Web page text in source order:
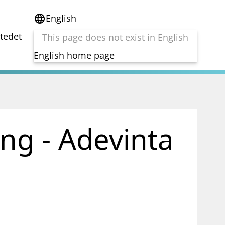
languageEnglish
This page does not exist in English
English home page
Folkefinansiering
Kryptoeiendelsloven (MiCA)
- Adevinta